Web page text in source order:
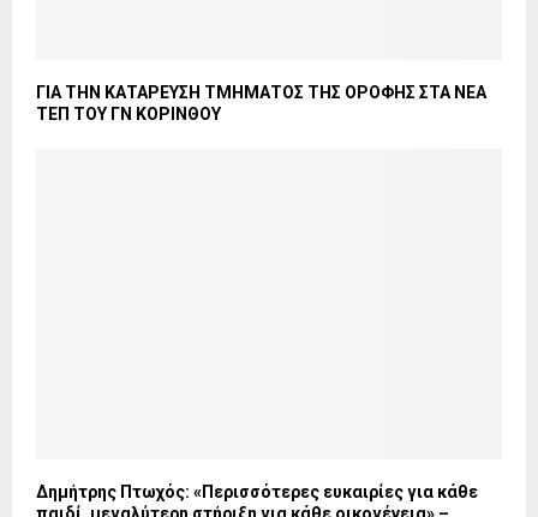
ΓΙΑ ΤΗΝ ΚΑΤΑΡΕΥΣΗ ΤΜΗΜΑΤΟΣ ΤΗΣ ΟΡΟΦΗΣ ΣΤΑ ΝΕΑ
ΤΕΠ ΤΟΥ ΓΝ ΚΟΡΙΝΘΟΥ
Δημήτρης Πτωχός: «Περισσότερες ευκαιρίες για κάθε